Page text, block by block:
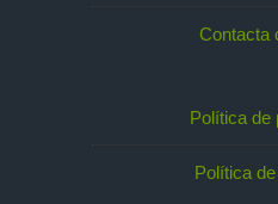
Contacta
Política de
Política